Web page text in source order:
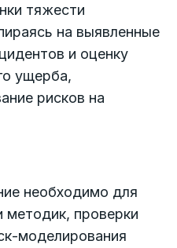
тяжести
на выявленные
и оценку
ущерба,
рисков на
необходимо для
методик, проверки
моделирования